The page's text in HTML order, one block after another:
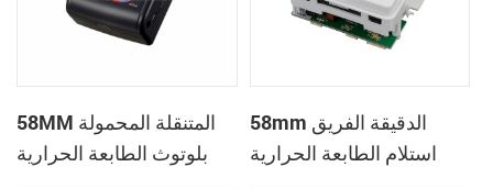
58MM المتنقلة المحمولة
بلوتوث الطابعة الحرارية
58mm الدقيقة الفريق
استلام الطابعة الحرارية